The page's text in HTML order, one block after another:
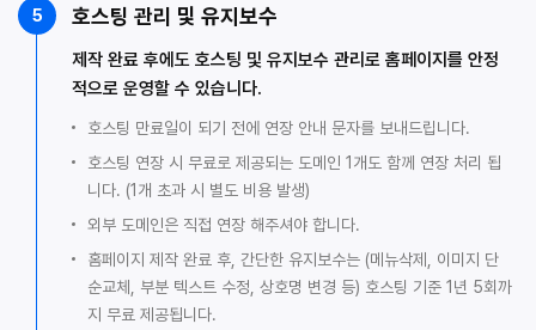
5 호스팅 관리 및 유지보수
제작 완료 후에도 호스팅 및 유지보수 관리로 홈페이지를 안정
적으로 운영할 수 있습니다.
호스팅 만료일이 되기 전에 연장 안내 문자를 보내드립니다.
호스팅 연장 시 무료로 제공되는 도메인 1개도 함께 연장 처리 됩
니다. (1개 초과 시 별도 비용 발생)
외부 도메인은 직접 연장 해주셔야 합니다.
홈페이지 제작 완료 후, 간단한 유지보수는 (메뉴삭제, 이미지 단
순교체, 부분 텍스트 수정, 상호명 변경 등) 호스팅 기준 1년 5회까
지 무료 제공됩니다.